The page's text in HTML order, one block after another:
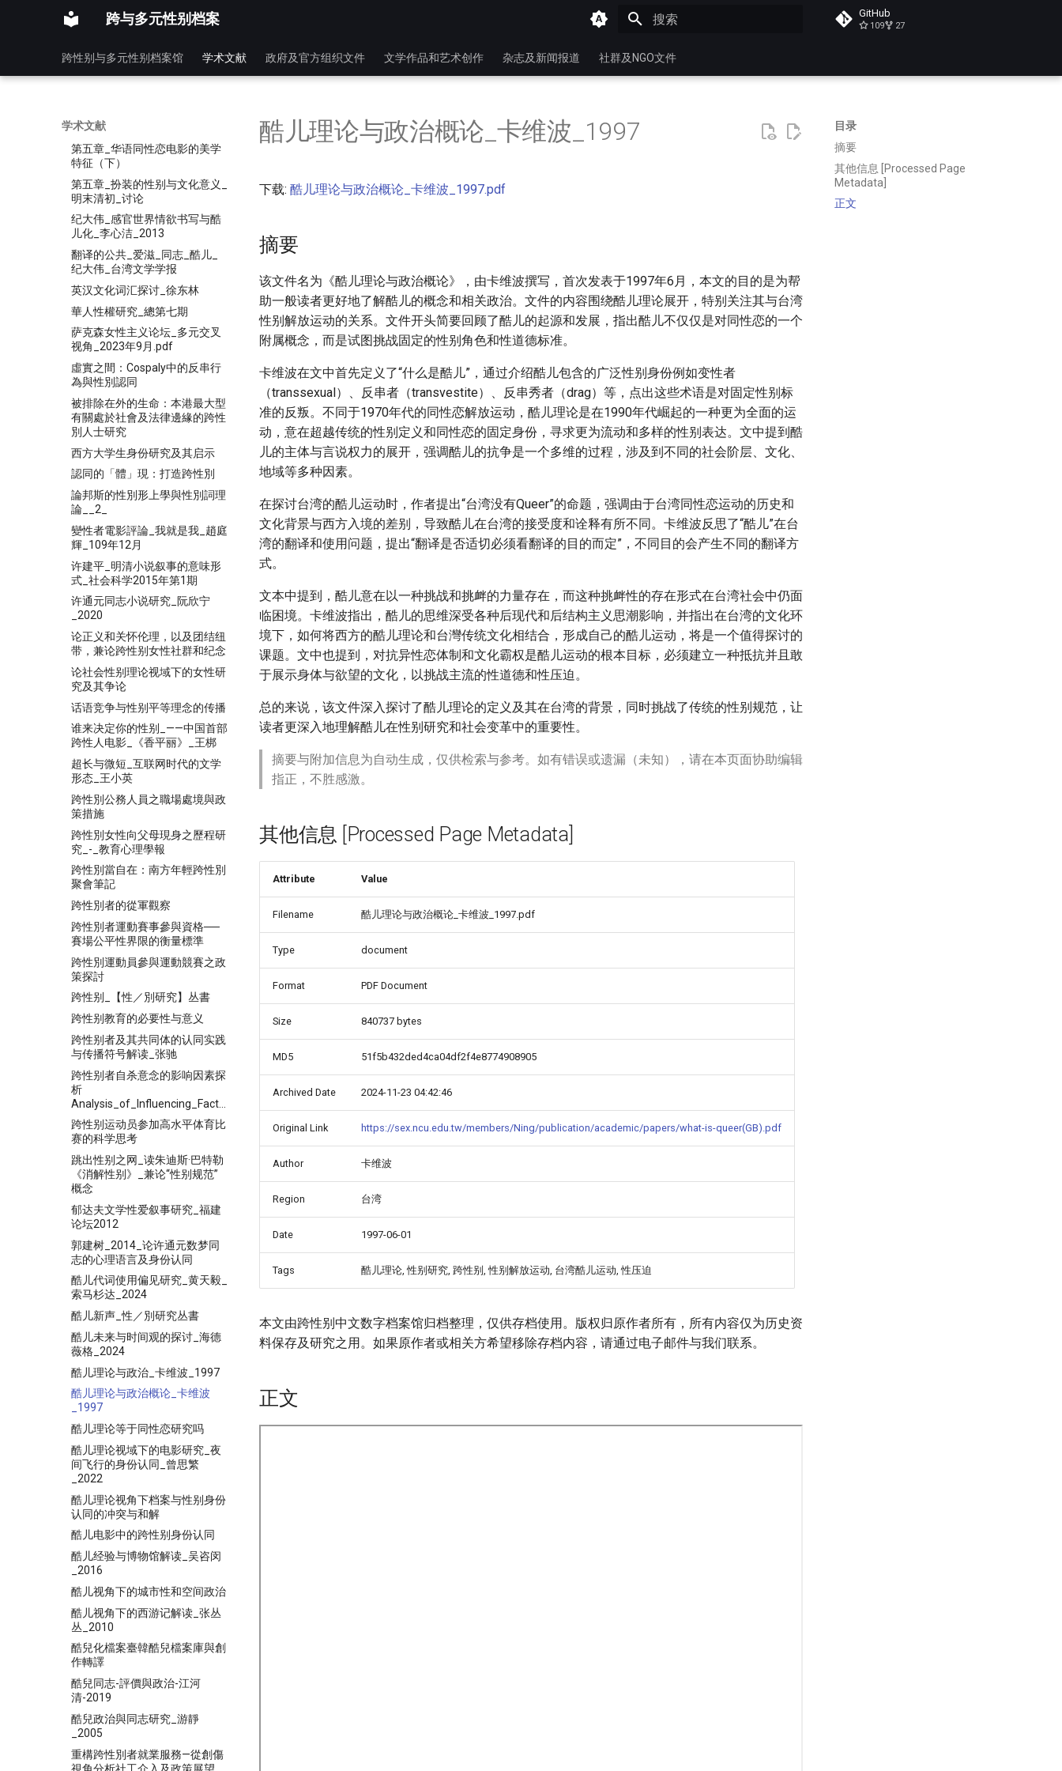
跨与多元性别档案 GitHub
109 27
跨性别与多元性别档案馆 学术文献 政府及官方组织文件 文学作品和艺术创作 杂志及新闻报道 社群及NGO文件
学术文献
科技社會與跨性別研究報告_林
竞技人文传播东京2020_奥运会
系列事件的思考
历史嬗变、当代困境及未来趋势
第五章_华语同性恋电影的美学
特征（下）
第五章_扮装的性别与文化意义_
明末清初_讨论
纪大伟_感官世界情欲书写与酷
儿化_李心洁_2013
翻译的公共_爱滋_同志_酷儿_
纪大伟_台湾文学学报
英汉文化词汇探讨_徐东林
華人性權研究_總第七期
萨克森女性主义论坛_多元交叉
视角_2023年9月.pdf
虛實之間：Cospaly中的反串行
為與性別認同
被排除在外的生命：本港最大型
有關處於社會及法律邊緣的跨性
別人士研究
西方大学生身份研究及其启示
認同的「體」現：打造跨性別
論邦斯的性別形上學與性別詞理
論__2_
變性者電影評論_我就是我_趙庭
輝_109年12月
许建平_明清小说叙事的意味形
式_社会科学2015年第1期
许通元同志小说研究_阮欣宁
_2020
论正义和关怀伦理，以及团结纽
带，兼论跨性别女性社群和纪念
论社会性别理论视域下的女性研
究及其争论
话语竞争与性别平等理念的传播
谁来决定你的性别_——中国首部
跨性人电影_《香平丽》_王梆
超长与微短_互联网时代的文学
形态_王小英
跨性別公務人員之職場處境與政
策措施
跨性別女性向父母現身之歷程研
究_-_教育心理學報
跨性別當自在：南方年輕跨性別
聚會筆記
跨性別者的從軍觀察
跨性別者運動賽事參與資格──
賽場公平性界限的衡量標準
跨性別運動員參與運動競賽之政
策探討
跨性别_【性／別研究】丛書
跨性别教育的必要性与意义
跨性别者及其共同体的认同实践
与传播符号解读_张驰
跨性别者自杀意念的影响因素探
析
跨性别运动员参加高水平体育比
赛的科学思考
跳出性别之网_读朱迪斯·巴特勒
《消解性别》_兼论“性别规范”
概念
郁达夫文学性爱叙事研究_福建
论坛2012
郭建树_2014_论许通元数梦同
志的心理语言及身份认同
酷儿代词使用偏见研究_黄天毅_
索马杉达_2024
酷儿新声_性／別研究丛書
酷儿未来与时间观的探讨_海德
薇格_2024
酷儿理论与政治_卡维波_1997
酷儿理论与政治概论_卡维波
_1997
酷儿理论等于同性恋研究吗
酷儿理论视域下的电影研究_夜
间飞行的身份认同_曾思繁
_2022
酷儿理论视角下档案与性别身份
认同的冲突与和解
酷儿电影中的跨性别身份认同
酷儿经验与博物馆解读_吴咨闵
_2016
酷儿视角下的城市性和空间政治
酷儿视角下的西游记解读_张丛
丛_2010
酷兒化檔案臺韓酷兒檔案庫與創
作轉譯
酷兒同志-評價與政治-江河
清-2019
酷兒政治與同志研究_游靜
_2005
重構跨性別者就業服務—從創傷
視角分析社工介入及政策展望
目录
摘要
其他信息 [Processed Page
Metadata]
正文
酷儿理论与政治概论_卡维波_1997
下载: 酷儿理论与政治概论_卡维波_1997.pdf
摘要
该文件名为《酷儿理论与政治概论》，由卡维波撰写，首次发表于1997年6月，本文的目的是为帮
助一般读者更好地了解酷儿的概念和相关政治。文件的内容围绕酷儿理论展开，特别关注其与台湾
性别解放运动的关系。文件开头简要回顾了酷儿的起源和发展，指出酷儿不仅仅是对同性恋的一个
附属概念，而是试图挑战固定的性别角色和性道德标准。
卡维波在文中首先定义了“什么是酷儿”，通过介绍酷儿包含的广泛性别身份例如变性者
（transsexual）、反串者（transvestite）、反串秀者（drag）等，点出这些术语是对固定性别标
准的反叛。不同于1970年代的同性恋解放运动，酷儿理论是在1990年代崛起的一种更为全面的运
动，意在超越传统的性别定义和同性恋的固定身份，寻求更为流动和多样的性别表达。文中提到酷
儿的主体与言说权力的展开，强调酷儿的抗争是一个多维的过程，涉及到不同的社会阶层、文化、
地域等多种因素。
在探讨台湾的酷儿运动时，作者提出“台湾没有Queer”的命题，强调由于台湾同性恋运动的历史和
文化背景与西方入境的差别，导致酷儿在台湾的接受度和诠释有所不同。卡维波反思了“酷儿”在台
湾的翻译和使用问题，提出“翻译是否适切必须看翻译的目的而定”，不同目的会产生不同的翻译方
式。
文本中提到，酷儿意在以一种挑战和挑衅的力量存在，而这种挑衅性的存在形式在台湾社会中仍面
临困境。卡维波指出，酷儿的思维深受各种后现代和后结构主义思潮影响，并指出在台湾的文化环
境下，如何将西方的酷儿理论和台灣传统文化相结合，形成自己的酷儿运动，将是一个值得探讨的
课题。文中也提到，对抗异性恋体制和文化霸权是酷儿运动的根本目标，必须建立一种抵抗并且敢
于展示身体与欲望的文化，以挑战主流的性道德和性压迫。
总的来说，该文件深入探讨了酷儿理论的定义及其在台湾的背景，同时挑战了传统的性别规范，让
读者更深入地理解酷儿在性别研究和社会变革中的重要性。
摘要与附加信息为自动生成，仅供检索与参考。如有错误或遗漏（未知），请在本页面协助编辑
指正，不胜感激。
其他信息 [Processed Page Metadata]
Attribute Value
Filename 酷儿理论与政治概论_卡维波_1997.pdf
Type document
Format PDF Document
Size 840737 bytes
MD5 51f5b432ded4ca04df2f4e8774908905
Archived Date 2024-11-23 04:42:46
Original Link https://sex.ncu.edu.tw/members/Ning/publication/academic/papers/what-is-queer(GB).pdf
Author 卡维波
Region 台湾
Date 1997-06-01
Tags 酷儿理论, 性别研究, 跨性别, 性别解放运动, 台湾酷儿运动, 性压迫
本文由跨性别中文数字档案馆归档整理，仅供存档使用。版权归原作者所有，所有内容仅为历史资
料保存及研究之用。如果原作者或相关方希望移除存档内容，请通过电子邮件与我们联系。
正文